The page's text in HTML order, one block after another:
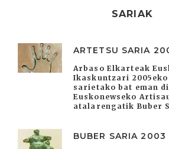
SARIAK
ARTETSU SARIA
Arbaso Elkarteak
Ikaskuntzari
sarietako bat eman
Euskonewseko
atalarengatik Buber
BUBER SARIA 2003